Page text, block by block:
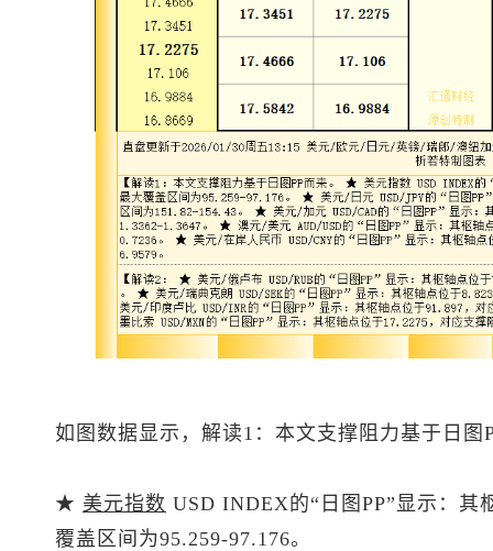
如图数据显示，解读1：本文支撑阻力基于日图
★ 美元指数 USD INDEX的“日图PP”显示：其
覆盖区间为95.259-97.176。